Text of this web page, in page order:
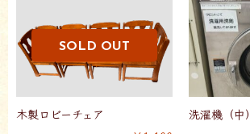
木製ロビーチェア
洗濯機（中